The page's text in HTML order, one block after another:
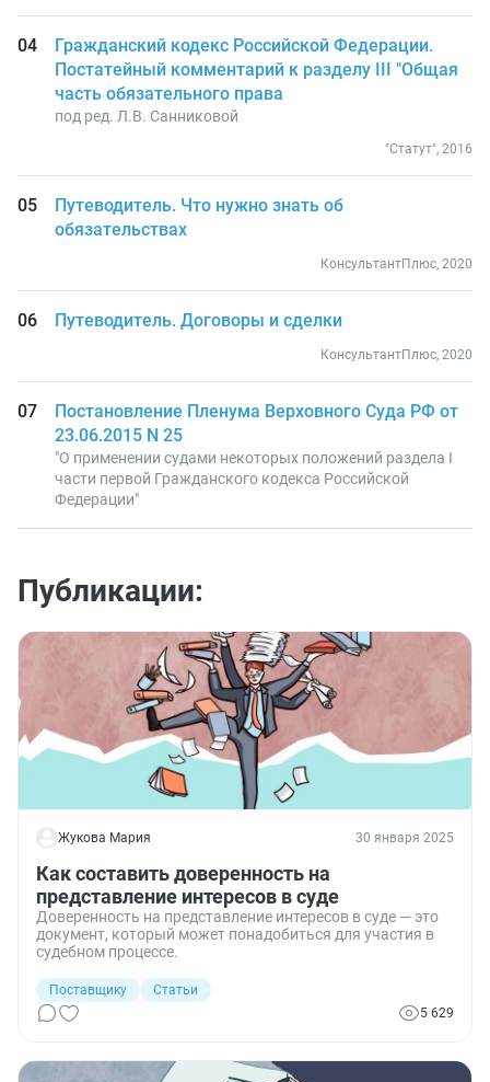
Гражданский кодекс Российской Федерации.
Постатейный комментарий к разделу III "Общая
часть обязательного права
под ред. Л.В. Санниковой
"Статут", 2016
Путеводитель. Что нужно знать об
обязательствах
КонсультантПлюс, 2020
Путеводитель. Договоры и сделки
КонсультантПлюс, 2020
Постановление Пленума Верховного Суда РФ от
23.06.2015 N 25
"О применении судами некоторых положений раздела I
части первой Гражданского кодекса Российской
Федерации"
Публикации:
Жукова Мария 30 января 2025
Как составить доверенность на
представление интересов в суде
Доверенность на представление интересов в суде — это
документ, который может понадобиться для участия в
судебном процессе.
Поставщику
Статьи
5 629